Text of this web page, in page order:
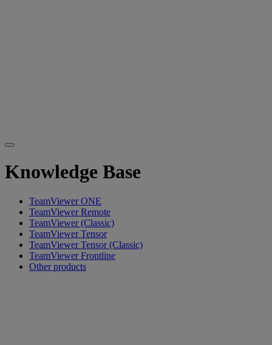
Knowledge Base
TeamViewer ONE
TeamViewer Remote
TeamViewer (Classic)
TeamViewer Tensor
TeamViewer Tensor (Classic)
TeamViewer Frontline
Other products